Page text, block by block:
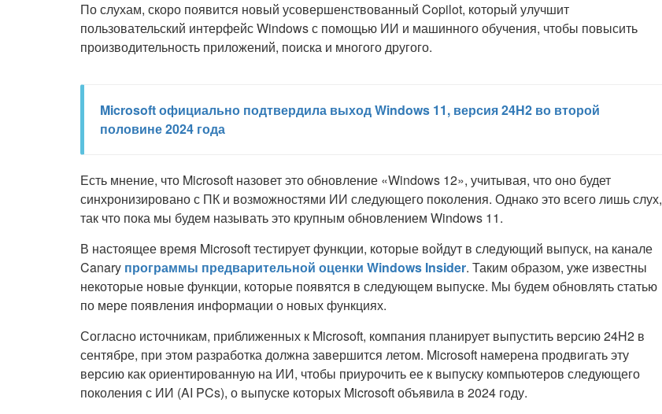
По слухам, скоро появится новый усовершенствованный Copilot, который улучшит
пользовательский интерфейс Windows с помощью ИИ и машинного обучения, чтобы повысить
производительность приложений, поиска и многого другого.
Microsoft официально подтвердила выход Windows 11, версия 24H2 во второй
половине 2024 года
Есть мнение, что Microsoft назовет это обновление «Windows 12», учитывая, что оно будет
синхронизировано с ПК и возможностями ИИ следующего поколения. Однако это всего лишь слух,
так что пока мы будем называть это крупным обновлением Windows 11.
В настоящее время Microsoft тестирует функции, которые войдут в следующий выпуск, на канале
Canary программы предварительной оценки Windows Insider. Таким образом, уже известны
некоторые новые функции, которые появятся в следующем выпуске. Мы будем обновлять статью
по мере появления информации о новых функциях.
Согласно источникам, приближенных к Microsoft, компания планирует выпустить версию 24H2 в
сентябре, при этом разработка должна завершится летом. Microsoft намерена продвигать эту
версию как ориентированную на ИИ, чтобы приурочить ее к выпуску компьютеров следующего
поколения с ИИ (AI PCs), о выпуске которых Microsoft объявила в 2024 году.